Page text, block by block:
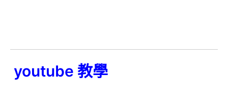
youtube 教學